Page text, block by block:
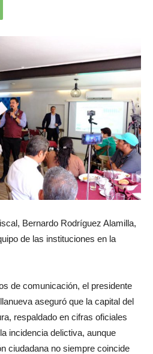
Bernardo Rodríguez Alamilla,
de las instituciones en la
de comunicación, el presidente
aseguró que la capital del
respaldado en cifras oficiales
incidencia delictiva, aunque
ciudadana no siempre coincide